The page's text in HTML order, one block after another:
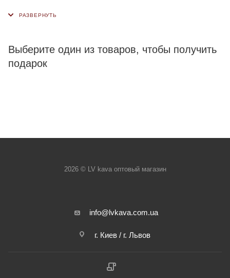
Выберите один из товаров, чтобы получить
подарок
2026 © LV kava оптовый магазин
info@lvkava.com.ua
г. Киев / г. Львов